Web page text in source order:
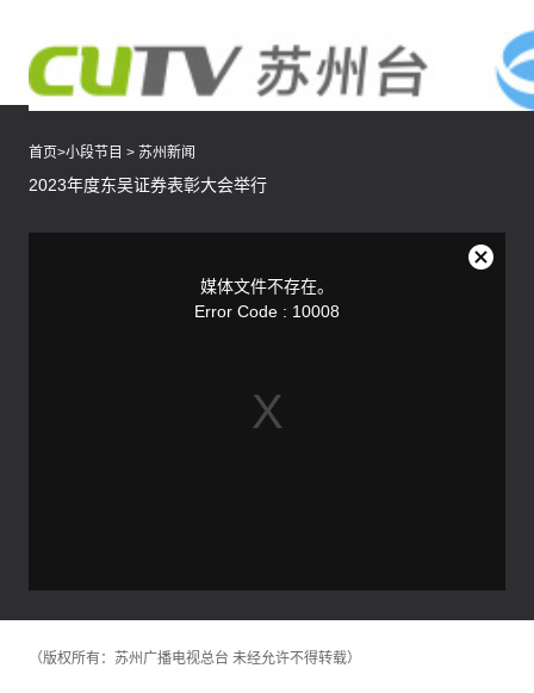
首页>小段节目 > 苏州新闻
2023年度东吴证券表彰大会举行
媒体文件不存在。
Error Code : 10008
关
（版权所有：苏州广播电视总台 未经允许不得转载）